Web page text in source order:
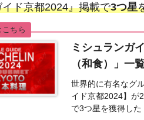
ド京都2024』掲載で3つ星
ミシュランガ
（和食）」一
世界的に有名なグ
イド京都2024】が
で3つ星を獲得し